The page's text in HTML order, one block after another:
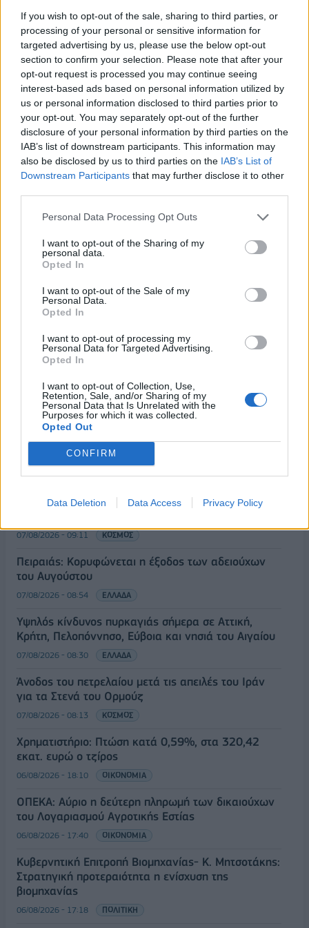
If you wish to opt-out of the sale, sharing to third parties, or
processing of your personal or sensitive information for
targeted advertising by us, please use the below opt-out
section to confirm your selection. Please note that after your
opt-out request is processed you may continue seeing
interest-based ads based on personal information utilized by
us or personal information disclosed to third parties prior to
your opt-out. You may separately opt-out of the further
disclosure of your personal information by third parties on the
IAB’s list of downstream participants. This information may
also be disclosed by us to third parties on the IAB’s List of
Downstream Participants that may further disclose it to other
Personal Data Processing Opt Outs
I want to opt-out of the Sharing of my
personal data.
Opted In
I want to opt-out of the Sale of my
Personal Data.
Opted In
I want to opt-out of processing my
Personal Data for Targeted Advertising.
Opted In
I want to opt-out of Collection, Use,
Retention, Sale, and/or Sharing of my
Personal Data that Is Unrelated with the
Purposes for which it was collected.
Opted Out
CONFIRM
Data Deletion Data Access Privacy Policy
Π. Μαρινάκης: Ο
πρωθυπουργός δεν
θυμήθηκε κανέναν
Μπελέρη και καμία
ομογένεια τώρα
ΣΥΡΙΖΑ-ΠΣ: Η κυβέρνηση
εξακολουθεί να είναι
εκτεθειμένη και υπόλογη
για τη διαρροή των e-mail
αποδήμων
17/04/2024 - 15:15
ΡΟΗ ΕΙΔΗΣΕΩΝ
Νέα στρατηγική συνεργασία της ΓΓ Επικοινωνίας
και Ενημέρωσης με το ΕΙΕ
07/08/2026 - 09:22 ΠΟΛΙΤΙΚΗ
Ταϊλάνδη: Επτά νεκροί, 15 τραυματίες από
07/08/2026 - 09:11 ΚΟΣΜΟΣ
Πειραιάς: Κορυφώνεται η έξοδος των αδειούχων
του Αυγούστου
07/08/2026 - 08:54 ΕΛΛΑΔΑ
Υψηλός κίνδυνος πυρκαγιάς σήμερα σε Αττική,
Κρήτη, Πελοπόννησο, Εύβοια και νησιά του Αιγαίου
07/08/2026 - 08:30 ΕΛΛΑΔΑ
Άνοδος του πετρελαίου μετά τις απειλές του Ιράν
για τα Στενά του Ορμούζ
07/08/2026 - 08:13 ΚΟΣΜΟΣ
Χρηματιστήριο: Πτώση κατά 0,59%, στα 320,42
εκατ. ευρώ ο τζίρος
06/08/2026 - 18:10 ΟΙΚΟΝΟΜΙΑ
ΟΠΕΚΑ: Αύριο η δεύτερη πληρωμή των δικαιούχων
του Λογαριασμού Αγροτικής Εστίας
06/08/2026 - 17:40 ΟΙΚΟΝΟΜΙΑ
Κυβερνητική Επιτροπή Βιομηχανίας- Κ. Μητσοτάκης:
Στρατηγική προτεραιότητα η ενίσχυση της
βιομηχανίας
06/08/2026 - 17:18 ΠΟΛΙΤΙΚΗ